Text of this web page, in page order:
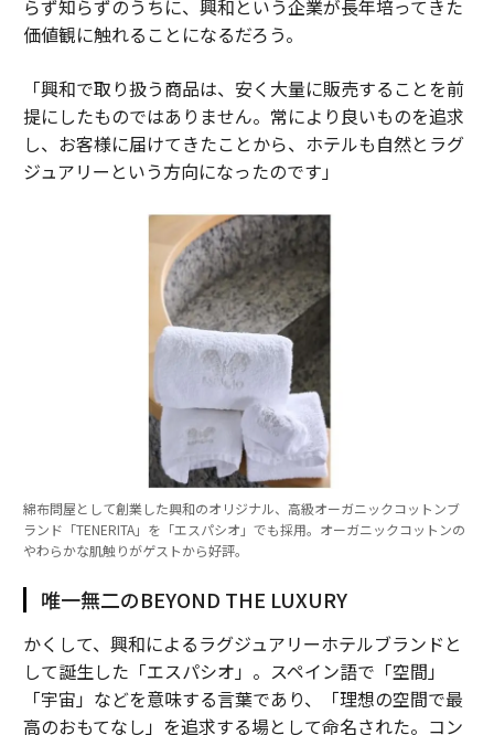
らず知らずのうちに、興和という企業が長年培ってきた
価値観に触れることになるだろう。
「興和で取り扱う商品は、安く大量に販売することを前
提にしたものではありません。常により良いものを追求
し、お客様に届けてきたことから、ホテルも自然とラグ
ジュアリーという方向になったのです」
綿布問屋として創業した興和のオリジナル、高級オーガニックコットンブ
ランド「TENERITA」を「エスパシオ」でも採用。オーガニックコットンの
やわらかな肌触りがゲストから好評。
唯一無二のBEYOND THE LUXURY
かくして、興和によるラグジュアリーホテルブランドと
して誕生した「エスパシオ」。スペイン語で「空間」
「宇宙」などを意味する言葉であり、「理想の空間で最
高のおもてなし」を追求する場として命名された。コン